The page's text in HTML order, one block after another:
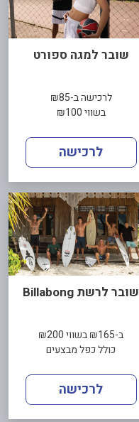
שובר למגה ספורט
לרכישה ב-₪85
בשווי ₪100
לרכישה
שובר לרשת Billabong
ב-₪165 בשווי ₪200
כולל כפל מבצעים
לרכישה